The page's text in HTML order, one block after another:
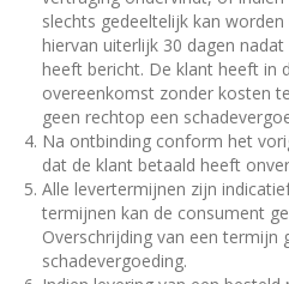
slechts gedeeltelijk kan
hiervan uiterlijk 30 dagen
heeft bericht. De klant heeft in
overeenkomst zonder kosten
geen rechtop een
Na ontbinding conform het
dat de klant betaald heeft
Alle levertermijnen zijn
termijnen kan de consument
Overschrijding van een termijn
schadevergoeding.